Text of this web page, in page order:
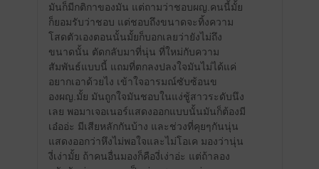
มันก็มีกติกาของมัน แต่ถามว่าชอบผญ.คนนี้มั้ย
ก็ยอมรับว่าชอบ แต่ชอบถึงขนาดจะทิ้งความ
โสดตัวเองตอนนั้นมั้ยก็บอกเลยว่ายังไม่ถึง
ขนาดนั้น ตัดกลับมาที่นุ่น ที่ใหม่กับความ
สัมพันธ์แบบนี้ แถมที่ตกลงปลงใจมันไม่ได้แค่
อยากเอาด้วยไง เข้าใจอารมณ์ซับซ้อนข
องผญ.มั้ย มันถูกใจมันชอบในแง่ชู้สาวระดับนึง
เลย พอมาเจอเนอร์แสดงออกแบบนั้นมันก็ต้องมี
เอ๋ออ่ะ มีเสียหลักกันบ้าง และช่วงที่คุยๆกันนุ่น
แสดงออกว่าหึงไม่พอใจและไม่โอเค มองว่านุ่น
งี่เง่ามั้ย ถ้าคนอื่นมองก็คืองี่เง่าอ่ะ แต่ถ้าลอง